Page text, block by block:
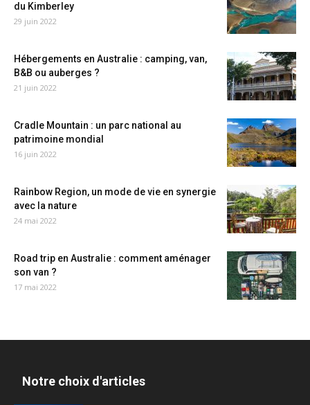
du Kimberley
29 juin 2022
Hébergements en Australie : camping, van,
B&B ou auberges ?
21 juin 2022
Cradle Mountain : un parc national au
patrimoine mondial
16 juin 2022
Rainbow Region, un mode de vie en synergie
avec la nature
24 mai 2022
Road trip en Australie : comment aménager
son van ?
17 mai 2022
Notre choix d'articles